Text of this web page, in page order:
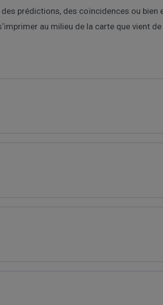
prédictions, des coïncidences ou
au milieu de la carte que vient